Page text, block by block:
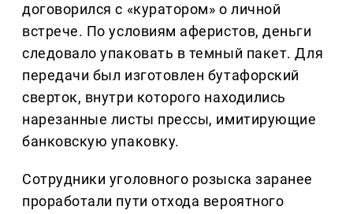
договорился с «куратором» о личной
встрече. По условиям аферистов, деньги
следовало упаковать в темный пакет. Для
передачи был изготовлен бутафорский
сверток, внутри которого находились
нарезанные листы прессы, имитирующие
банковскую упаковку.
Сотрудники уголовного розыска заранее
проработали пути отхода вероятного